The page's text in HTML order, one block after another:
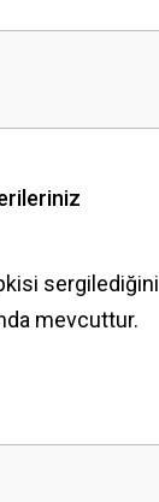
sergilediğini
mevcuttur.